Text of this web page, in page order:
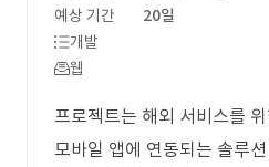
예상 기간
20일
개발
웹
프로젝트는 해외 서비스를
모바일 앱에 연동되는 솔루